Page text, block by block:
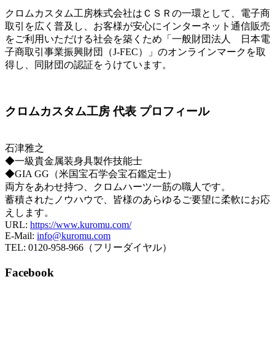
クロムカスタム工房株式会社はＣＳＲの一環として、電子商
取引を広く普及し、お客様が安心にインターネット通信販売
をご利用いただける社会を築くため「一般財団法人 日本電
子商取引事業振興財団（J-FEC）」のオンラインマークを取
得し、同財団の認証をうけています。
クロムカスタム工房 代表 プロフィール
石津雅之
◆一級貴金属装身具製作技能士
◆GIA GG（米国宝石学会宝石鑑定士）
両方をあわせ持つ、クロムハーツ一筋の職人です。
蓄積されたノウハウで、皆様のあらゆるご要望に柔軟にお応
えします。
URL: https://www.kuromu.com/
E-Mail: info@kuromu.com
TEL: 0120-958-966（フリーダイヤル）
Facebook